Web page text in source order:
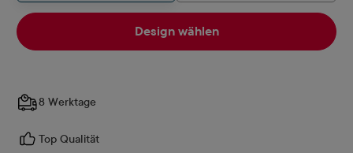
Design wählen
8 Werktage
Top Qualität